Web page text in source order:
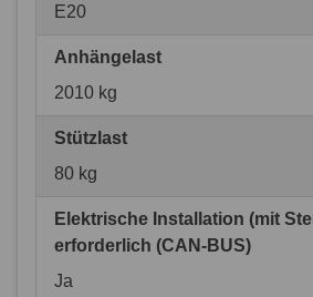
E20
Anhängelast
2010 kg
Stützlast
80 kg
Elektrische Installation (mit
erforderlich (CAN-BUS)
Ja